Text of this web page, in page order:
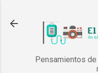
Pensamientos